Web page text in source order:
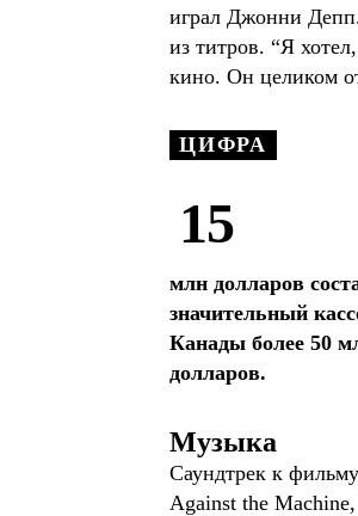
играл Джонни
из титров. “Я
кино. Он целиком
ЦИФРА
15
млн долларов
значительный
Канады более 50
долларов.
Музыка
Саундтрек к
Against the